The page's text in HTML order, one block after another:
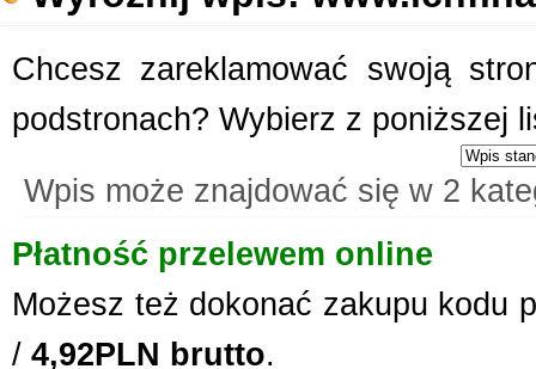
Chcesz zareklamować swoją
podstronach? Wybierz z poniższej
Wpis może znajdować się w 2
Płatność przelewem online
Możesz też dokonać zakupu kodu
/ 4,92PLN brutto.